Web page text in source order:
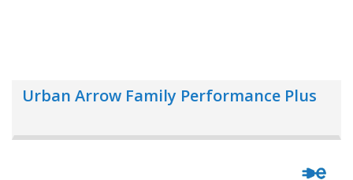
Urban Arrow Family Performance Plus